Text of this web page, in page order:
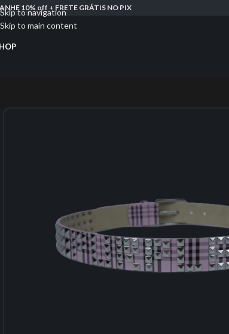
Skip to navigation
Skip to main content
10% off + FRETE GRÁTIS NO PIX